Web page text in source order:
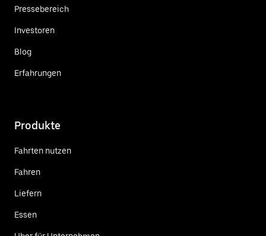
Pressebereich
Investoren
Blog
Erfahrungen
Produkte
Fahrten nutzen
Fahren
Liefern
Essen